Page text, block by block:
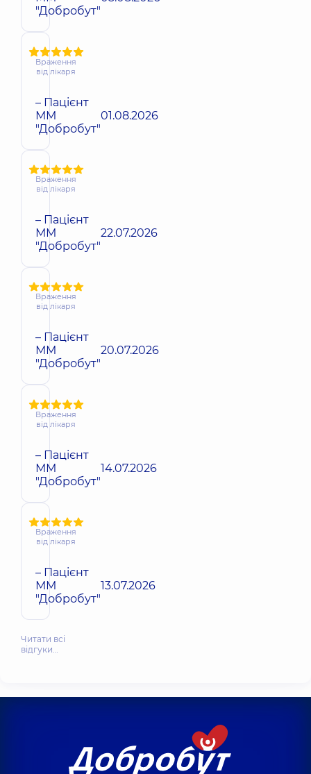
"Добробут"
Враження
від лікаря
– Пацієнт
ММ
"Добробут"
01.08.2026
Враження
від лікаря
– Пацієнт
ММ
"Добробут"
22.07.2026
Враження
від лікаря
– Пацієнт
ММ
"Добробут"
20.07.2026
Враження
від лікаря
– Пацієнт
ММ
"Добробут"
14.07.2026
Враження
від лікаря
– Пацієнт
ММ
"Добробут"
13.07.2026
Читати всі
відгуки…